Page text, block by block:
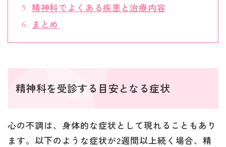
精神科でよくある疾患と治療内容
まとめ
精神科を受診する目安となる症状
心の不調は、身体的な症状として現れることもあり
ます。以下のような症状が2週間以上続く場合、精